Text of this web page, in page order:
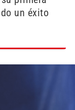
un éxito